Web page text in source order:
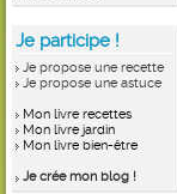
Je participe !
Je propose une recette
Je propose une astuce
Mon livre recettes
Mon livre jardin
Mon livre bien-être
Je crée mon blog !